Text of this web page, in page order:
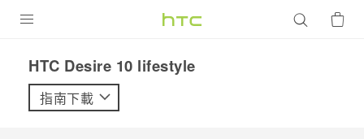
VIVE
HTC Desire 10 lifestyle‎
指南下載